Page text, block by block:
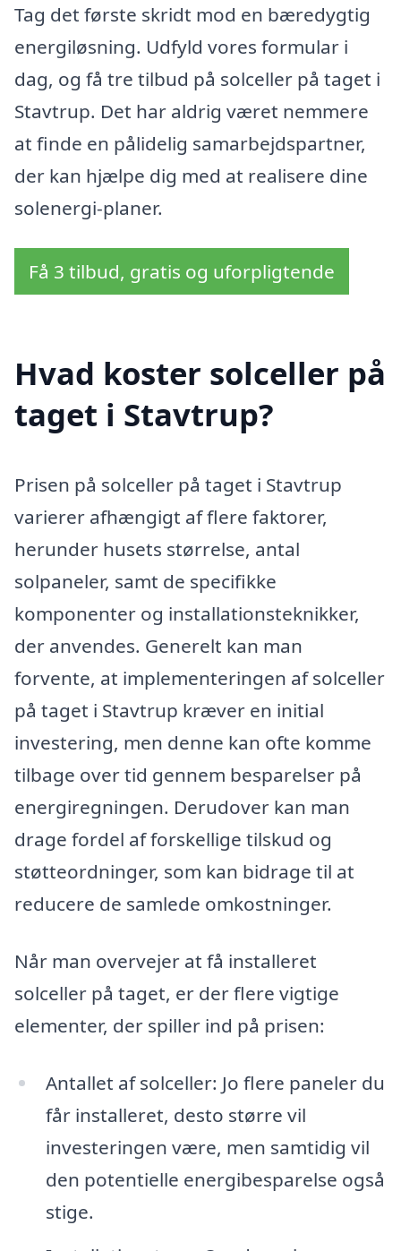
Tag det første skridt mod en bæredygtig
energiløsning. Udfyld vores formular i
dag, og få tre tilbud på solceller på taget i
Stavtrup. Det har aldrig været nemmere
at finde en pålidelig samarbejdspartner,
der kan hjælpe dig med at realisere dine
solenergi-planer.
Få 3 tilbud, gratis og uforpligtende
Hvad koster solceller på
taget i Stavtrup?
Prisen på solceller på taget i Stavtrup
varierer afhængigt af flere faktorer,
herunder husets størrelse, antal
solpaneler, samt de specifikke
komponenter og installationsteknikker,
der anvendes. Generelt kan man
forvente, at implementeringen af solceller
på taget i Stavtrup kræver en initial
investering, men denne kan ofte komme
tilbage over tid gennem besparelser på
energiregningen. Derudover kan man
drage fordel af forskellige tilskud og
støtteordninger, som kan bidrage til at
reducere de samlede omkostninger.
Når man overvejer at få installeret
solceller på taget, er der flere vigtige
elementer, der spiller ind på prisen:
Antallet af solceller: Jo flere paneler du
får installeret, desto større vil
investeringen være, men samtidig vil
den potentielle energibesparelse også
stige.